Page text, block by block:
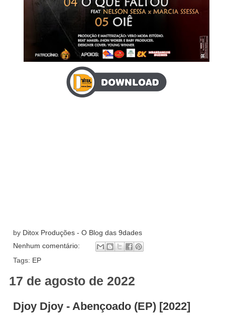
by Ditox Produções - O Blog das 9dades
Nenhum comentário:
Tags: EP
17 de agosto de 2022
Djoy Djoy - Abençoado (EP) [2022]